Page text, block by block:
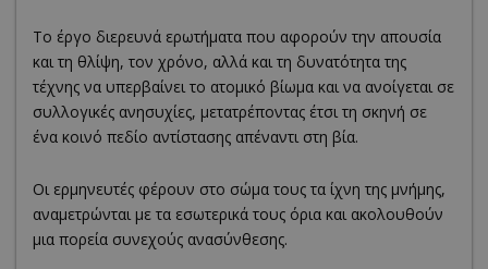
Το έργο διερευνά ερωτήματα που αφορούν την απουσία
και τη θλίψη, τον χρόνο, αλλά και τη δυνατότητα της
τέχνης να υπερβαίνει το ατομικό βίωμα και να ανοίγεται σε
συλλογικές ανησυχίες, μετατρέποντας έτσι τη σκηνή σε
ένα κοινό πεδίο αντίστασης απέναντι στη βία.
Οι ερμηνευτές φέρουν στο σώμα τους τα ίχνη της μνήμης,
αναμετρώνται με τα εσωτερικά τους όρια και ακολουθούν
μια πορεία συνεχούς ανασύνθεσης.